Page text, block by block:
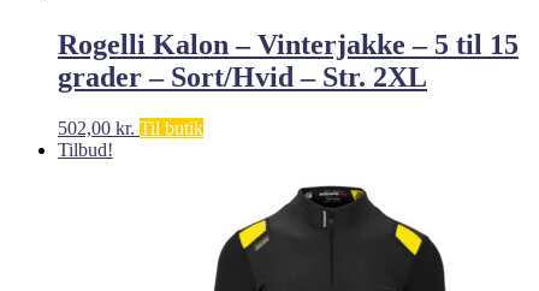
Rogelli Kalon – Vinterjakke – 5 til 15
grader – Sort/Hvid – Str. 2XL
502,00 kr. Til butik
Tilbud!